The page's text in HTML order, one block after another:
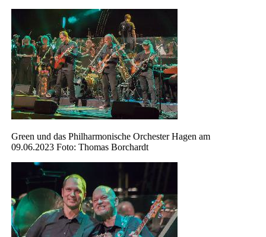
Green und das Philharmonische Orchester Hagen am
09.06.2023 Foto: Thomas Borchardt